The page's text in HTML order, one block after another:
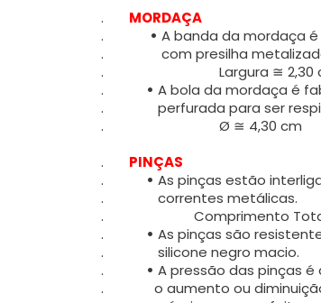
.
MORDAÇA
.
• A banda da mordaça
. com presilha metalizada,
. Largura ≅ 2,30
.
• A bola da mordaça é
. perfurada para ser
. Ø ≅ 4,30 cm
.
PINÇAS
.
• As pinças estão
. correntes metálicas.
. Comprimento Total ≅
.
• As pinças são
. silicone negro macio.
.
• A pressão das pinças
. o aumento ou diminuição